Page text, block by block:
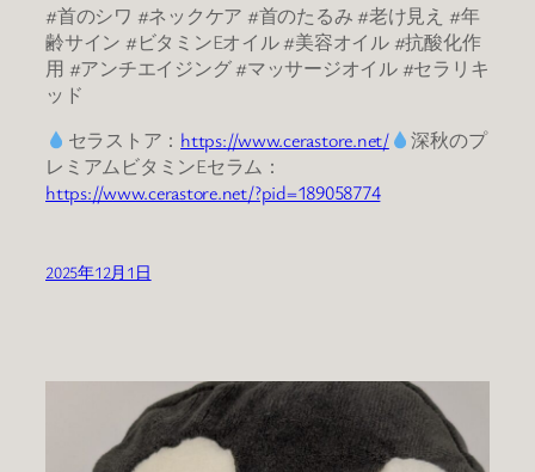
#首のシワ #ネックケア #首のたるみ #老け見え #年
齢サイン ​#ビタミンEオイル #美容オイル ​#抗酸化作
用 #アンチエイジング #マッサージオイル #セラリキ
ッド
セラストア： https://www.cerastore.net/
深秋のプ
レミアムビタミンEセラム：
https://www.cerastore.net/?pid=189058774
2025年12月1日